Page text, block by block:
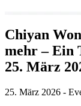
Chiyan
mehr – Ein
25. März
25. März 2026 -